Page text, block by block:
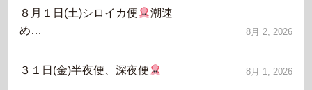
８月１日(土)シロイカ便
潮速
め…
8月 2, 2026
３１日(金)半夜便、深夜便 8月 1, 2026